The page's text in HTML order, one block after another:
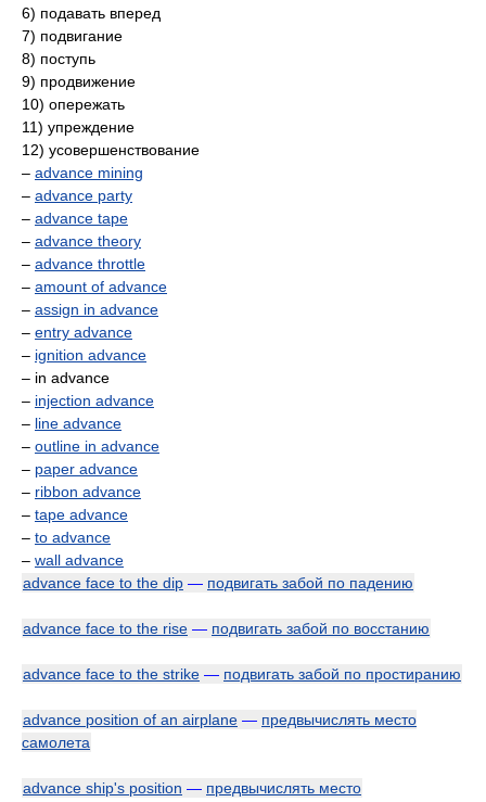
6) подавать вперед
7) подвигание
8) поступь
9) продвижение
10) опережать
11) упреждение
12) усовершенствование
– advance mining
– advance party
– advance tape
– advance theory
– advance throttle
– amount of advance
– assign in advance
– entry advance
– ignition advance
– in advance
– injection advance
– line advance
– outline in advance
– paper advance
– ribbon advance
– tape advance
– to advance
– wall advance
advance face to the dip — подвигать забой по падению
advance face to the rise — подвигать забой по восстанию
advance face to the strike — подвигать забой по простиранию
advance position of an airplane — предвычислять место
самолета
advance ship's position — предвычислять место